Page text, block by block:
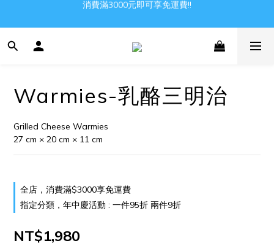
Gather all the joys in the world
Warmies-乳酪三明治
Grilled Cheese Warmies
27 cm × 20 cm × 11 cm
全店，消費滿$3000享免運費
指定分類，年中慶活動 : 一件95折 兩件9折
NT$1,980